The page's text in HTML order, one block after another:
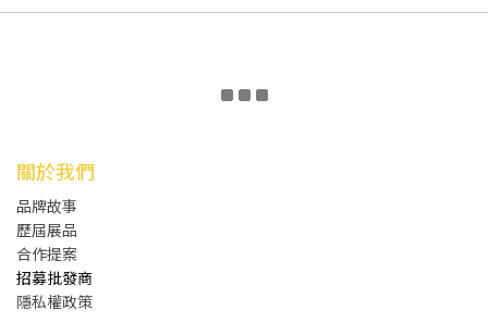
關於我們
品牌故事
歷屆展品
合作提案
招募批發商
隱私權政策